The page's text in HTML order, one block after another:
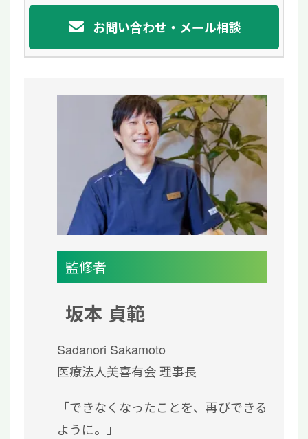
お問い合わせ・メール相談
監修者
坂本 貞範
Sadanori Sakamoto
医療法人美喜有会 理事長
「できなくなったことを、再びできる
ように。」